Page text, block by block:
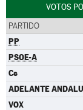
VOTOS
PARTIDO
PP
PSOE-A
Cs
ADELANTE
VOX